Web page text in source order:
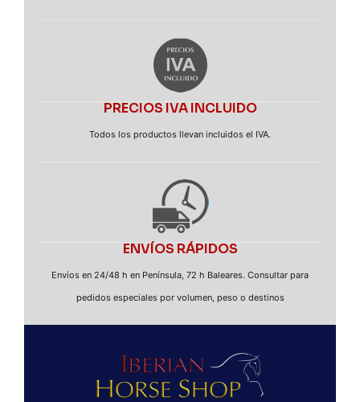
PRECIOS IVA INCLUIDO
Todos los productos llevan incluidos el IVA.
ENVÍOS RÁPIDOS
Envíos en 24/48 h en Península, 72 h Baleares. Consultar para
pedidos especiales por volumen, peso o destinos